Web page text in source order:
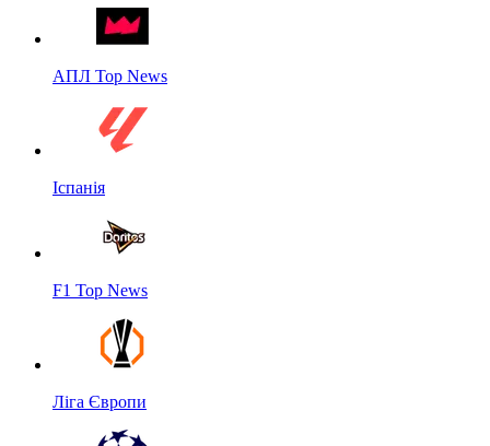
АПЛ Top News
Іспанія
F1 Top News
Ліга Європи